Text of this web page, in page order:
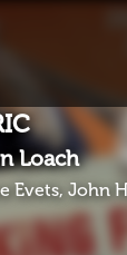
Loach
Evets, John